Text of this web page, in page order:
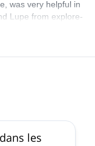
was very helpful in
Lupe from explore-
had 3 groups under
as skis are
les